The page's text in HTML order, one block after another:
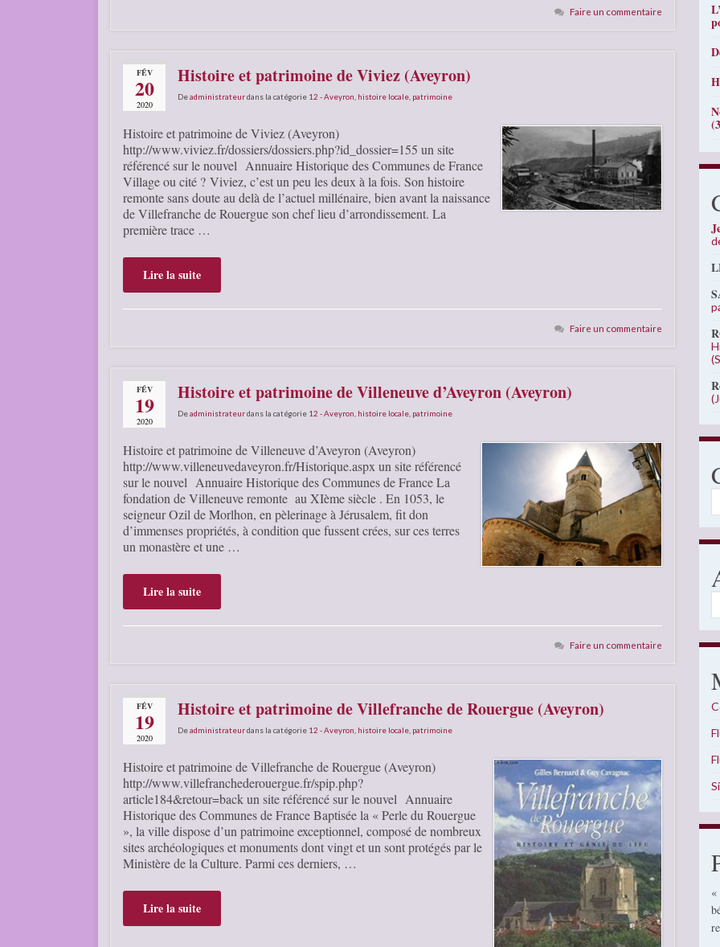
Faire un commentaire
FÉV
20
2020
Histoire et patrimoine de Viviez (Aveyron)
Deadministrateurdans la catégorie 12 - Aveyron histoire locale patrimoine
Histoire et patrimoine de Viviez (Aveyron)
http://www.viviez.fr/dossiers/dossiers.php?id_dossier=155 un site
référencé sur le nouvel Annuaire Historique des Communes de France
Village ou cité ? Viviez, c’est un peu les deux à la fois. Son histoire
remonte sans doute au delà de l’actuel millénaire, bien avant la naissance
de Villefranche de Rouergue son chef lieu d’arrondissement. La
première trace …
Lire la suite
Faire un commentaire
FÉV
19
2020
Histoire et patrimoine de Villeneuve d’Aveyron (Aveyron)
Deadministrateurdans la catégorie 12 - Aveyron histoire locale patrimoine
Histoire et patrimoine de Villeneuve d’Aveyron (Aveyron)
http://www.villeneuvedaveyron.fr/Historique.aspx un site référencé
sur le nouvel Annuaire Historique des Communes de France La
fondation de Villeneuve remonte au XIème siècle . En 1053, le
seigneur Ozil de Morlhon, en pèlerinage à Jérusalem, fit don
d’immenses propriétés, à condition que fussent crées, sur ces terres
un monastère et une …
Lire la suite
Faire un commentaire
FÉV
19
2020
Histoire et patrimoine de Villefranche de Rouergue (Aveyron)
Deadministrateurdans la catégorie 12 - Aveyron histoire locale patrimoine
Histoire et patrimoine de Villefranche de Rouergue (Aveyron)
http://www.villefranchederouergue.fr/spip.php?
article184&retour=back un site référencé sur le nouvel Annuaire
Historique des Communes de France Baptisée la « Perle du Rouergue
», la ville dispose d’un patrimoine exceptionnel, composé de nombreux
sites archéologiques et monuments dont vingt et un sont protégés par le
Ministère de la Culture. Parmi ces derniers, …
Lire la suite